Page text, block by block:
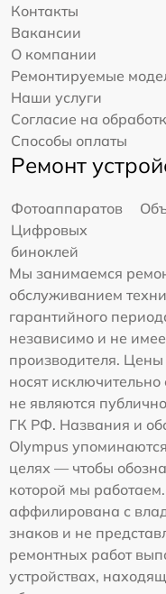
Контакты
Вакансии
О компании
Ремонтируемые
Наши услуги
Согласие на
Способы оплаты
Ремонт
Фотоаппаратов
Цифровых
биноклей
Мы занимаемся
обслуживанием
гарантийного
независимо и не
производителя.
носят
не являются
ГК РФ. Названия и
Olympus
целях — чтобы
которой мы
аффилирована с
знаков и не
ремонтных работ
устройствах,